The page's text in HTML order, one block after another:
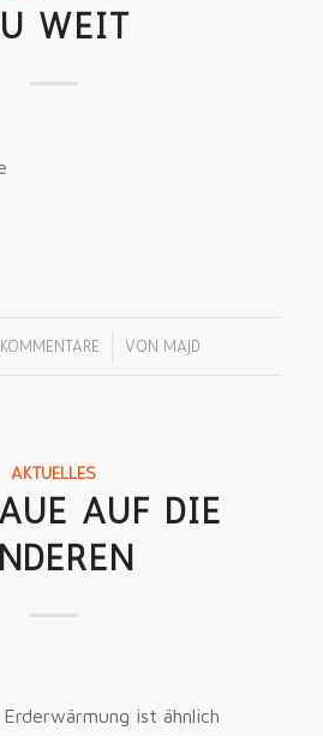
WEIT
/ VON MAJD
AKTUELLES
AUF DIE
ist ähnlich